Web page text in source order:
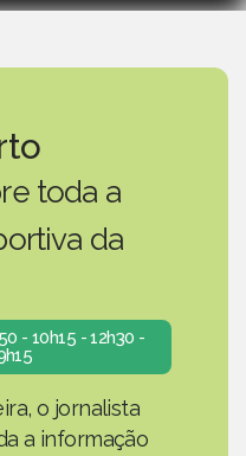
toda a
da
- 10h15 - 12h30 -
o jornalista
a informação